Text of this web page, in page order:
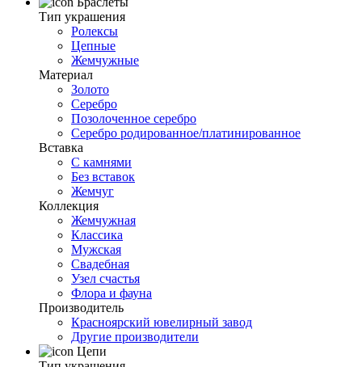
Тип украшения
Ролексы
Цепные
Жемчужные
Материал
Золото
Серебро
Позолоченное серебро
Серебро родированное/платинированное
Вставка
С камнями
Без вставок
Жемчуг
Коллекция
Жемчужная
Классика
Мужская
Свадебная
Узел счастья
Флора и фауна
Производитель
Красноярский ювелирный завод
Другие производители
Цепи